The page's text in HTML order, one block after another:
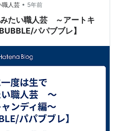
職人芸 • 5年前
たい職人芸 ～アートキ
パパブブレ】